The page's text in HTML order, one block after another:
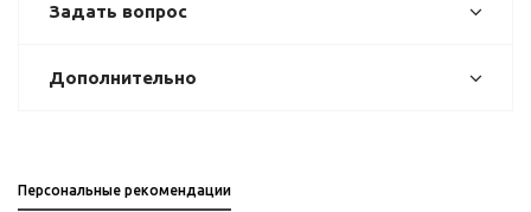
Задать вопрос
Дополнительно
Персональные рекомендации